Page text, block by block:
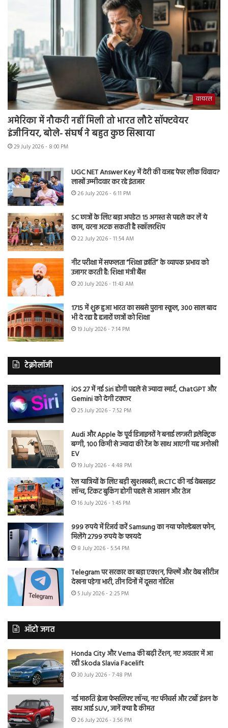
वायरल
अमेरिका में नौकरी नहीं मिली तो भारत लौटे सॉफ्टवेयर
इंजीनियर, बोले- संघर्ष ने बहुत कुछ सिखाया
29 July 2026 - 8:00 PM
UGC NET Answer Key में देरी की वजह पेपर लीक विवाद?
लाखों उम्मीदवार कर रहे इंतजार
26 July 2026 - 6:11 PM
SC छात्रों के लिए बड़ा अपडेट! 15 अगस्त से पहले कर लें ये
काम, वरना अटक सकती है स्कॉलरशिप
22 July 2026 - 11:54 AM
नीट परीक्षा में सफलता “शिक्षा क्रांति” के व्यापक प्रभाव को
उजागर करती है: शिक्षा मंत्री बैंस
20 July 2026 - 11:43 AM
1715 में शुरू हुआ भारत का सबसे पुराना स्कूल, 300 साल बाद
भी दे रहा है हजारों छात्रों को शिक्षा
19 July 2026 - 7:14 PM
टेक्नोलॉजी
iOS 27 में नई Siri होगी पहले से ज्यादा स्मार्ट, ChatGPT और
Gemini को देगी टक्कर
25 July 2026 - 7:52 PM
Audi और Apple के पूर्व डिजाइनरों ने बनाई लग्जरी इलेक्ट्रिक
बग्गी, 100 किमी से ज्यादा की रेंज के साथ आएगी यह अनोखी
EV
19 July 2026 - 4:48 PM
रेल यात्रियों के लिए बड़ी खुशखबरी, IRCTC की नई वेबसाइट
लॉन्च, टिकट बुकिंग होगी पहले से आसान और तेज
16 July 2026 - 1:45 PM
999 रुपये में रिजर्व करें Samsung का नया फोल्डेबल फोन,
मिलेंगे 2799 रुपये के फायदे
8 July 2026 - 5:54 PM
Telegram पर सरकार का बड़ा एक्शन, फिल्में और वेब सीरीज
देखना पड़ेगा भारी, तीन दिनों में दूसरा नोटिस
5 July 2026 - 2:25 PM
ऑटो जगत
Honda City और Verna की बढ़ी टेंशन, नए अवतार में आ
रही Skoda Slavia Facelift
30 July 2026 - 7:48 PM
नई मारुति ब्रेजा फेसलिफ्ट लॉन्च, नए फीचर्स और टर्बो इंजन के
साथ आई SUV, जानें क्या है कीमत
26 July 2026 - 3:56 PM